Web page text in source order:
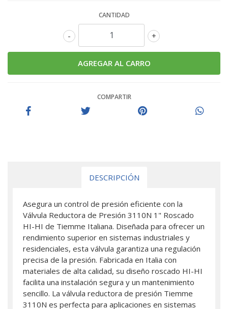
CANTIDAD
+
-
COMPARTIR
DESCRIPCIÓN
Asegura un control de presión eficiente con la
Válvula Reductora de Presión 3110N 1" Roscado
HI-HI de Tiemme Italiana. Diseñada para ofrecer un
rendimiento superior en sistemas industriales y
residenciales, esta válvula garantiza una regulación
precisa de la presión. Fabricada en Italia con
materiales de alta calidad, su diseño roscado HI-HI
facilita una instalación segura y un mantenimiento
sencillo. La válvula reductora de presión Tiemme
3110N es perfecta para aplicaciones en sistemas